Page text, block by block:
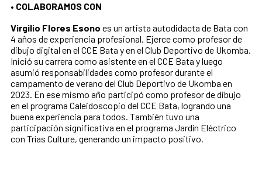
• COLABORAMOS CON
Virgilio Flores Esono es un artista autodidacta de Bata con
4 años de experiencia profesional. Ejerce como profesor de
dibujo digital en el CCE Bata y en el Club Deportivo de Ukomba.
Inició su carrera como asistente en el CCE Bata y luego
asumió responsabilidades como profesor durante el
campamento de verano del Club Deportivo de Ukomba en
2023. En ese mismo año participó como profesor de dibujo
en el programa Caleidoscopio del CCE Bata, logrando una
buena experiencia para todos. También tuvo una
participación significativa en el programa Jardín Eléctrico
con Trías Culture, generando un impacto positivo.